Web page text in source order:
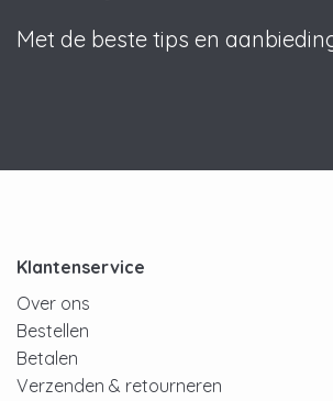
Met de beste tips en
Klantenservice
Over ons
Bestellen
Betalen
Verzenden & retourneren